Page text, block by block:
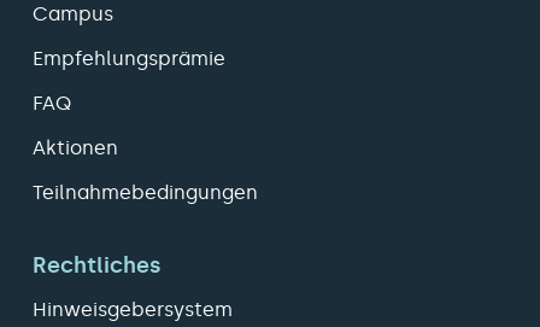
Campus
Empfehlungsprämie
FAQ
Aktionen
Teilnahmebedingungen
Rechtliches
Hinweisgebersystem